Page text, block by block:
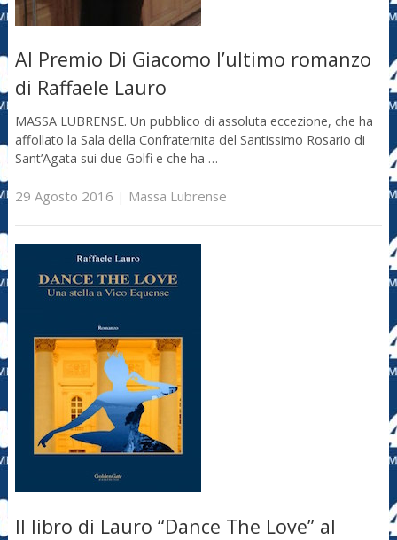
Al Premio Di Giacomo l’ultimo romanzo
di Raffaele Lauro
MASSA LUBRENSE. Un pubblico di assoluta eccezione, che ha
affollato la Sala della Confraternita del Santissimo Rosario di
Sant’Agata sui due Golfi e che ha …
29 Agosto 2016 | Massa Lubrense
Il libro di Lauro “Dance The Love” al